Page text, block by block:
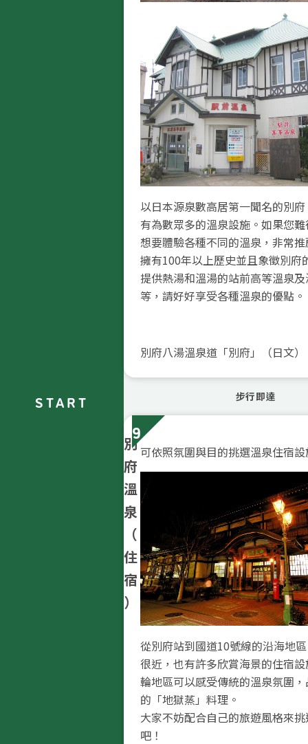
START
以日本源泉數高居第一聞名的別
有為數眾多的溫泉設施。如果您
想要體驗各種不同的溫泉，非常
擁有100年以上歷史並且象徵別府
提供熱湯和溫湯的站前高等溫泉
等，請好好享受各種溫泉的優點。
別府八湯溫泉道「別府」（日文）
步行即達
9
別
府
溫
泉
（
住
宿
）
可依照氛圍與目的挑選溫泉住宿
從別府站到國道10號線的沿海地
很近，也有許多欣賞海景的住宿
輪地區可以感受傳統的溫泉氛圍
的「地獄蒸」料理。
大家不妨配合自己的旅遊風格來
吧！